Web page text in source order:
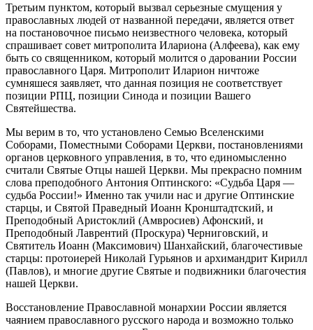
Третьим пунктом, который вызвал серьезные смущения у
православных людей от названной передачи, является ответ
на постановочное письмо неизвестного человека, который
спрашивает совет митрополита Илариона (Алфеева), как ему
быть со священником, который молится о даровании России
православного Царя. Митрополит Иларион ничтоже
сумняшеся заявляет, что данная позиция не соответствует
позиции РПЦ, позиции Синода и позиции Вашего
Святейшества.
Мы верим в то, что установлено Семью Вселенскими
Соборами, Поместными Соборами Церкви, постановлениями
органов церковного управления, в то, что единомысленно
считали Святые Отцы нашей Церкви. Мы прекрасно помним
слова преподобного Антония Оптинского: «Судьба Царя —
судьба России!» Именно так учили нас и другие Оптинские
старцы, и Святой Праведный Иоанн Кронштадтский, и
Преподобный Аристоклий (Амвросиев) Афонский, и
Преподобный Лаврентий (Проскура) Черниговский, и
Святитель Иоанн (Максимович) Шанхайский, благочестивые
старцы: протоиерей Николай Гурьянов и архимандрит Кирилл
(Павлов), и многие другие Святые и подвижники благочестия
нашей Церкви.
Восстановление Православной монархии России является
чаянием православного русского народа и возможно только